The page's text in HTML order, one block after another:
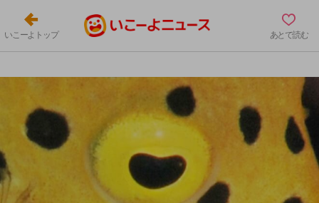
いこーよトップ あとで読む